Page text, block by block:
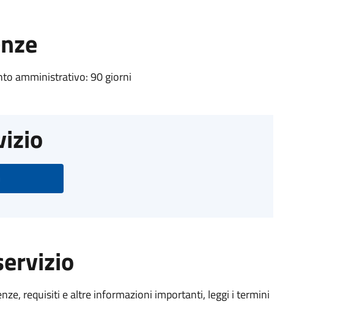
amministrativo: 90 giorni
requisiti e altre informazioni importanti, leggi i termini